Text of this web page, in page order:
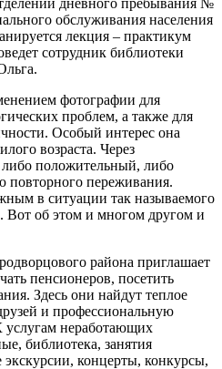
дневного пребывания №
обслуживания населения
лекция – практикум
сотрудник библиотеки
фотографии для
проблем, а также для
Особый интерес она
возраста. Через
положительный, либо
повторного переживания.
в ситуации так называемого
Вот об этом и многом другом и
района приглашает
пенсионеров, посетить
Здесь они найдут теплое
и профессиональную
неработающих
библиотека, занятия
экскурсии, концерты, конкурсы,